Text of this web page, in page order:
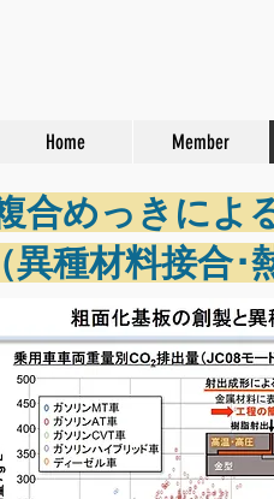
Home Member
合めっきによ
（異種材料接合